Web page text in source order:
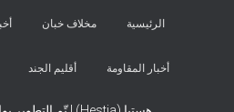
الرئيسية مخلاف خبان
أخبار المقاومة أقليم الجند